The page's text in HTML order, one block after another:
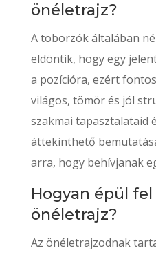
önéletrajz?
A toborzók általában
eldöntik, hogy egy
a pozícióra, ezért
világos, tömör és jól
szakmai tapasztalataid
áttekinthető
arra, hogy behívjanak
Hogyan épül
önéletrajz?
Az önéletrajzodnak